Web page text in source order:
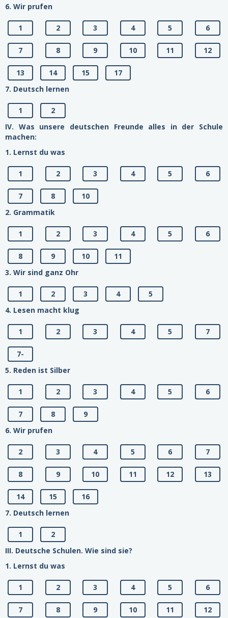
6. Wir prufen
1 2 3 4 5 6
7 8 9 10 11 12
13 14 15
17
7. Deutsch lernen
1
2
IV. Was unsere deutschen Freunde alles in der Schule
machen:
1. Lernst du was
1 2 3 4 5 6
7 8
10
2. Grammatik
1 2 3 4 5 6
8 9 10
11
3. Wir sind ganz Ohr
1 2 3 4
5
4. Lesen macht klug
1 2 3 4 5 7
7-
5. Reden ist Silber
1 2 3 4 5 6
7 8
9
6. Wir prufen
2 3 4 5 6 7
8 9 10 11 12 13
14 15
16
7. Deutsch lernen
1
2
III. Deutsche Schulen. Wie sind sie?
1. Lernst du was
1 2 3 4 5 6
7 8 9 10 11 12